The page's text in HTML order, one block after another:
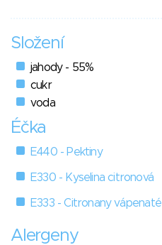
Složení
jahody - 55%
cukr
voda
Éčka
E440 - Pektiny
E330 - Kyselina citronová
E333 - Citronany vápenaté
Alergeny